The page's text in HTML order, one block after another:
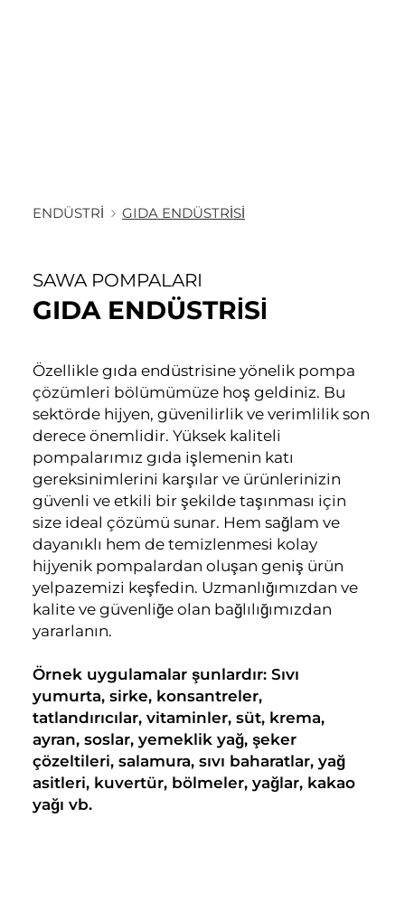
ENDÜSTRI GIDA ENDÜSTRISI
SAWA POMPALARI
GIDA ENDÜSTRISI
Özellikle gıda endüstrisine yönelik pompa
çözümleri bölümümüze hoş geldiniz. Bu
sektörde hijyen, güvenilirlik ve verimlilik son
derece önemlidir. Yüksek kaliteli
pompalarımız gıda işlemenin katı
gereksinimlerini karşılar ve ürünlerinizin
güvenli ve etkili bir şekilde taşınması için
size ideal çözümü sunar. Hem sağlam ve
dayanıklı hem de temizlenmesi kolay
hijyenik pompalardan oluşan geniş ürün
yelpazemizi keşfedin. Uzmanlığımızdan ve
kalite ve güvenliğe olan bağlılığımızdan
yararlanın.
Örnek uygulamalar şunlardır: Sıvı
yumurta, sirke, konsantreler,
tatlandırıcılar, vitaminler, süt, krema,
ayran, soslar, yemeklik yağ, şeker
çözeltileri, salamura, sıvı baharatlar, yağ
asitleri, kuvertür, bölmeler, yağlar, kakao
yağı vb.